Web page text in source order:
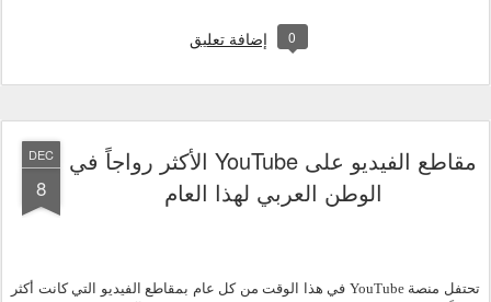
0 إضافة تعليق
DEC
8
مقاطع الفيديو على YouTube الأكثر رواجاً في
الوطن العربي لهذا العام